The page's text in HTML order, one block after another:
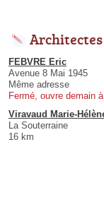
FEBVRE Eric
Avenue 8 Mai 1945
Même adresse
Fermé, ouvre demain
Viravaud Marie-
La Souterraine
16 km